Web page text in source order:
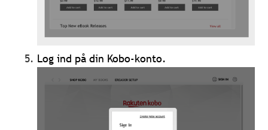
Log ind på din Kobo-konto.